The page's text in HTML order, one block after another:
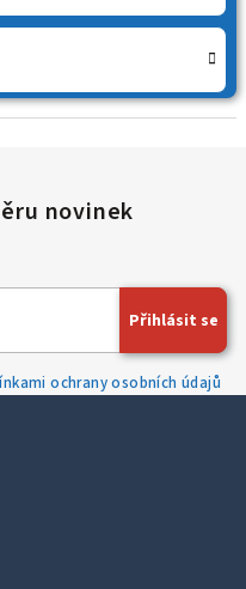
ochrany osobních údajů
Přihlásit se